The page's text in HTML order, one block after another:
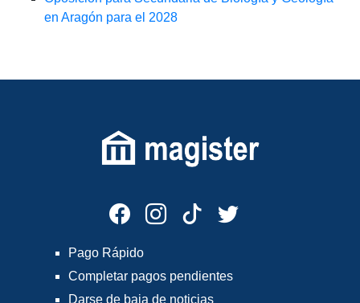
en Aragón para el 2028
Pago Rápido
Completar pagos pendientes
Darse de baja de noticias